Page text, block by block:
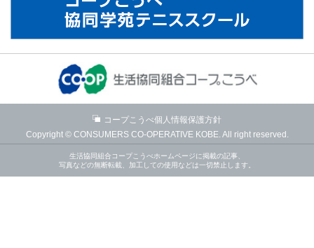
コープこうべ個人情報保護方針
Copyright © CONSUMERS CO-OPERATIVE KOBE. All right reserved.
生活協同組合コープこうべホームページに掲載の記事、
写真などの無断転載、加工しての使用などは一切禁止します。